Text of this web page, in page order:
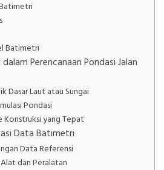
Batimetri
Perencanaan Pondasi Jalan
Dasar Laut atau Sungai
Pondasi
yang Tepat
Data Batimetri
Data Referensi
dan Peralatan